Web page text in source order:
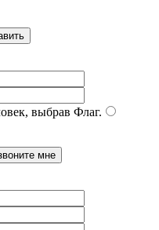
выбрав Флаг.